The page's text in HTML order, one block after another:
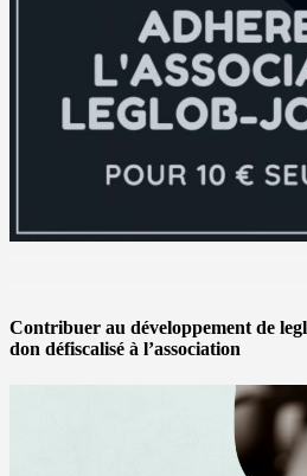
Contribuer au développement de
don défiscalisé à l’association